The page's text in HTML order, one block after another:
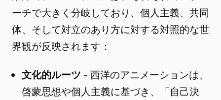
ーチで大きく分岐しており、個人主義、共同
体、そして対立のあり方に対する対照的な世
界観が反映されます：
文化的ルーツ - 西洋のアニメーションは、
啓蒙思想や個人主義に基づき、「自己決